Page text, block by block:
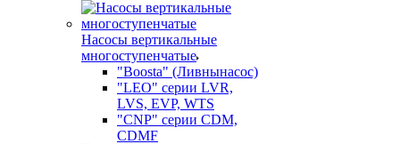
Насосы вертикальные
многоступенчатые
"Boosta" (Ливнынасос)
"LEO" серии LVR,
LVS, EVP, WTS
"CNP" серии CDM,
CDMF